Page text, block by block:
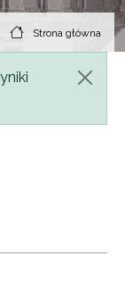
Strona główna